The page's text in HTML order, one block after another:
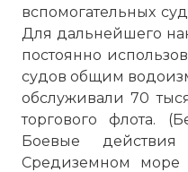
вспомогательных
Для дальнейшего
постоянно
судов общим
обслуживали 70
торгового флота.
Боевые
Средиземном море